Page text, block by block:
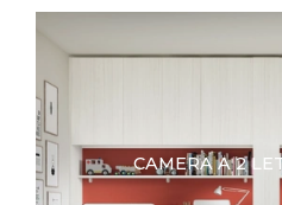
CAMERA A 2